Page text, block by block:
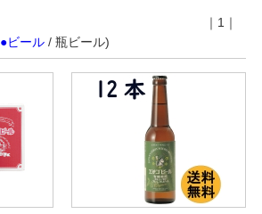
｜1｜
●ビール/ 瓶ビール)